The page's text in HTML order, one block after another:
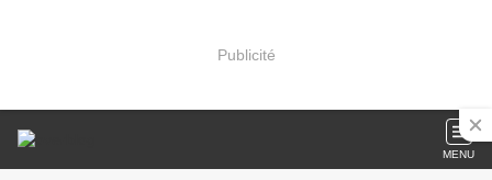
Publicité
MENU